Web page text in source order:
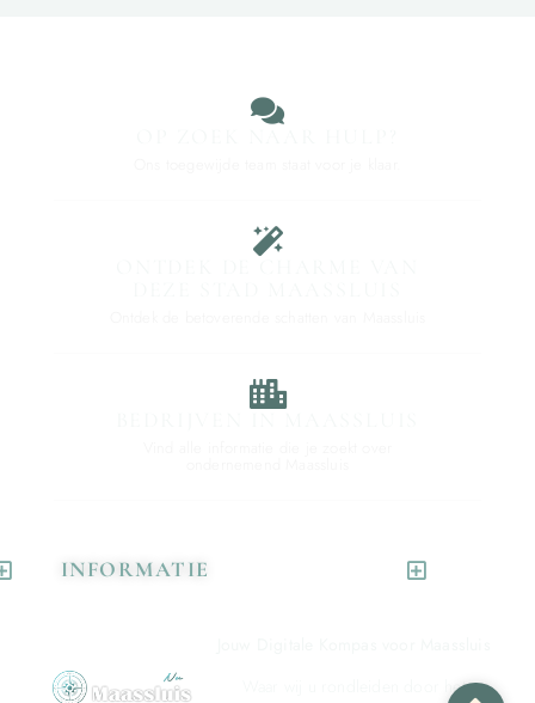
INFORMATIE
Waar wij u rondleiden door het